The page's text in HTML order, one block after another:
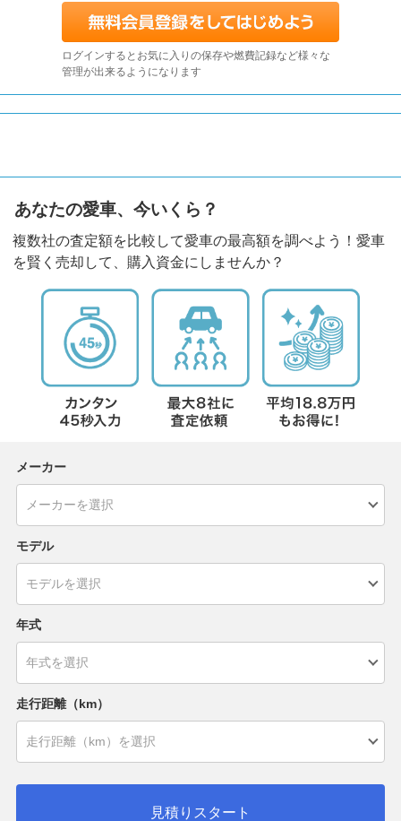
ログインするとお気に入りの保存や燃費記録など様々な
管理が出来るようになります
あなたの愛車、今いくら？
複数社の査定額を比較して愛車の最高額を調べよう！愛車
を賢く売却して、購入資金にしませんか？
メーカー
モデル
年式
走行距離（km）
見積りスタート